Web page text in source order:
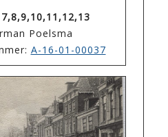
7,8,9,10,11,12,13
Poelsma
A-16-01-00037